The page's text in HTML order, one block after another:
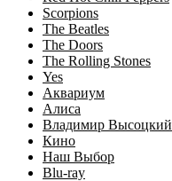
Scorpions
The Beatles
The Doors
The Rolling Stones
Yes
Аквариум
Алиса
Владимир Высоцкий
Кино
Наш Выбор
Blu-ray